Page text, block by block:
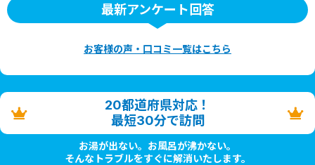
最新アンケート回答
お客様の声・口コミ一覧はこちら
20都道府県対応！
最短30分で訪問
お湯が出ない。お風呂が沸かない。
そんなトラブルをすぐに解消いたします。